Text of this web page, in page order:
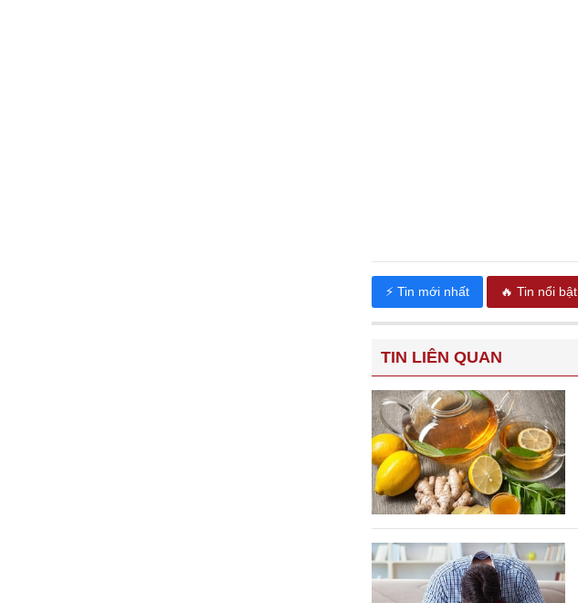
⚡ Tin mới nhất 🔥 Tin nổi bật
TIN LIÊN QUAN